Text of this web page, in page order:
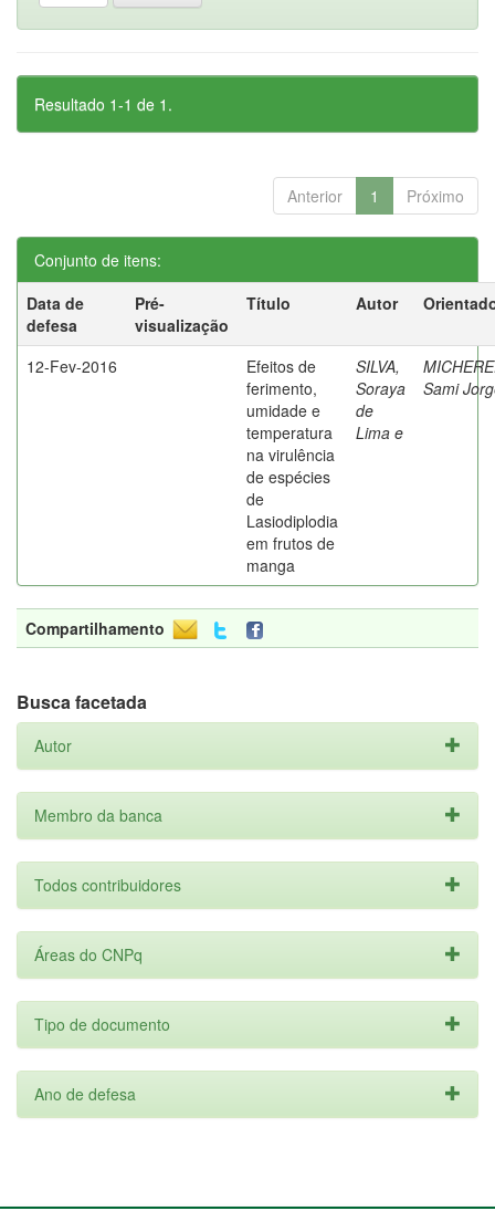
Resultado 1-1 de 1.
Anterior 1 Próximo
Conjunto de itens:
Data de
defesa
Pré-
visualização
Título Autor
12-Fev-2016
Efeitos de
ferimento,
umidade e
temperatura
na virulência
de espécies
de
Lasiodiplodia
em frutos de
manga
SILVA,
Soraya
de
Lima e
Sami
Compartilhamento
Busca facetada
Autor
Membro da banca
Todos contribuidores
Áreas do CNPq
Tipo de documento
Ano de defesa